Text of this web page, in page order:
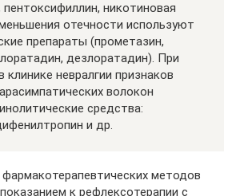
никотиновая
отечности используют
препараты (прометазин,
дезлоратадин). При
клинике невралгии признаков
волокон
средства:
и др.
методов
к рефлексотерапии с